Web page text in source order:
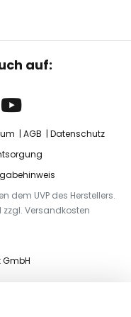
auf:
AGB
Datenschutz
dem UVP des Herstellers.
zzgl. Versandkosten